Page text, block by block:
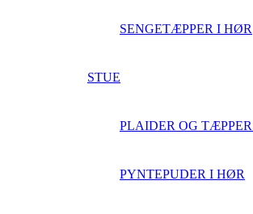
SENGETÆPPER I HØR
STUE
PLAIDER OG
PYNTEPUDER I HØR